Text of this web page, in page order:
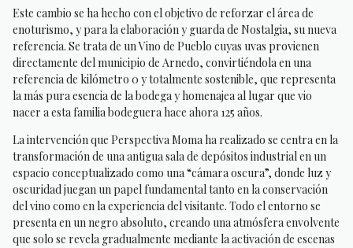
Este cambio se ha hecho con el objetivo de reforzar el área de
enoturismo, y para la elaboración y guarda de Nostalgia, su nueva
referencia. Se trata de un Vino de Pueblo cuyas uvas provienen
directamente del municipio de Arnedo, convirtiéndola en una
referencia de kilómetro 0 y totalmente sostenible, que representa
la más pura esencia de la bodega y homenajea al lugar que vio
nacer a esta familia bodeguera hace ahora 125 años.
La intervención que Perspectiva Moma ha realizado se centra en la
transformación de una antigua sala de depósitos industrial en un
espacio conceptualizado como una “cámara oscura”, donde luz y
oscuridad juegan un papel fundamental tanto en la conservación
del vino como en la experiencia del visitante. Todo el entorno se
presenta en un negro absoluto, creando una atmósfera envolvente
que solo se revela gradualmente mediante la activación de escenas